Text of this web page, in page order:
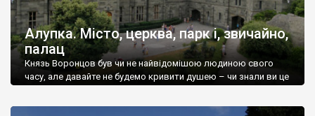
Алупка. Місто, церква, парк і, звичайно,
палац
Князь Воронцов був чи не найвідомішою людиною свого
часу, але давайте не будемо кривити душею – чи знали ви це